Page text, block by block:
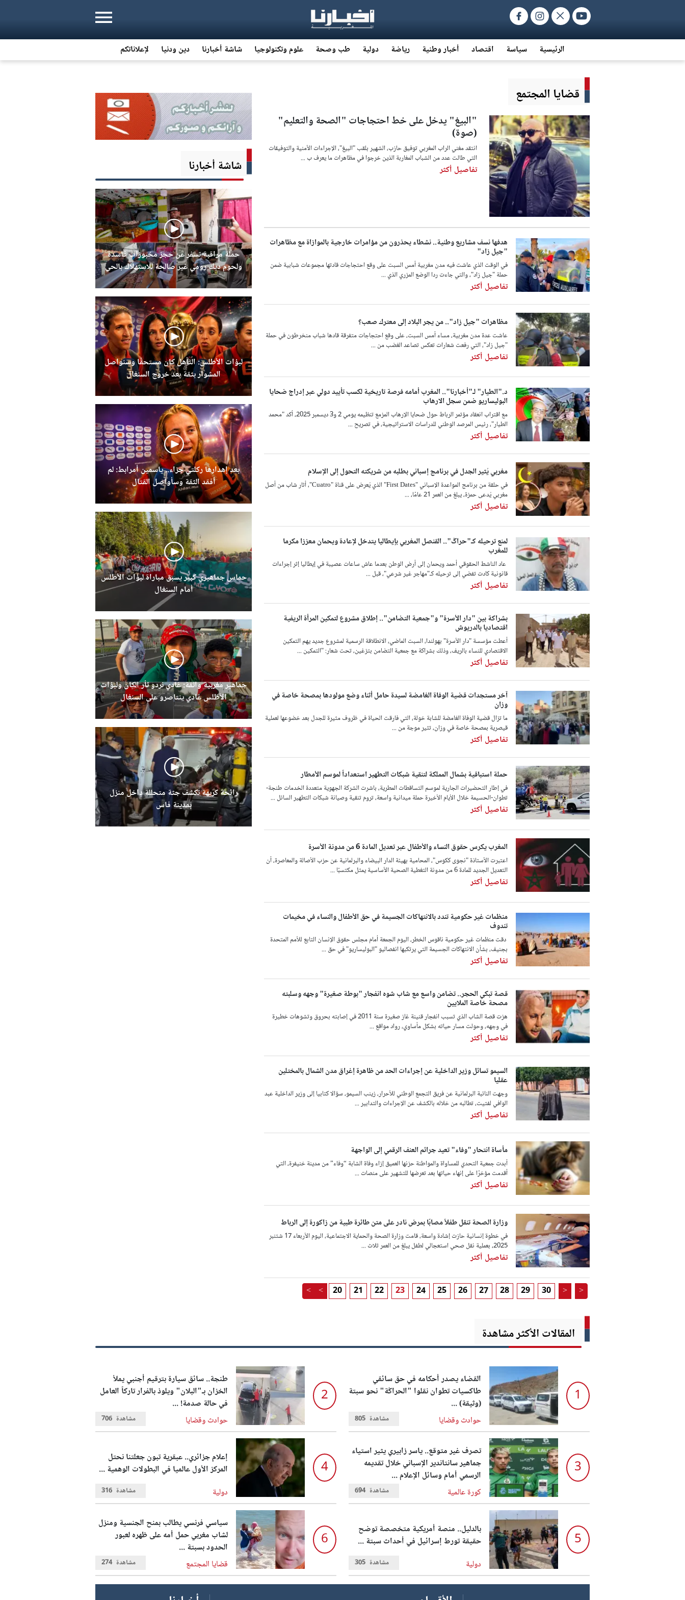
الرئيسية سياسة اقتصاد أخبار وطنية رياضة دولية طب وصحة علوم وتكنولوجيا شاشة أخبارنا دين ودنيا لإعلاناتكم
شاشة أخبارنا
حملة مراقبة تسفر عن حجز مخبوزات فاسدة
ولحوم ديك رومي غير صالحة للاستهلاك بالحي
الحسني
لبؤات الأطلس: التأهل كان مستحقًا وسنواصل
المشوار بثقة بعد خروج السنغال
بعد إهدارها ركلتي جزاء.. ياسمين أمرابط: لم
أفقد الثقة وسأواصل القتال
حماس جماهيري كبير يسبق مباراة لبؤات الأطلس
أمام السنغال
جماهير مغربية واثقة: غادي نردو ثأر الكان ولبؤات
الأطلس غادي ينتاصرو على السنغال
رائحة كريهة تكشف جثة متحللة داخل منزل
بمدينة فاس
قضايا المجتمع
"البيغ" يدخل على خط احتجاجات "الصحة والتعليم"
(صوة)
انتقد مغني الراب المغربي توفيق حازب، الشهير بلقب "البيغ"، الإجراءات الأمنية والتوفيقات
التي طالت عدد من الشباب المغاربة الذين خرجوا في مظاهرات ما يعرف ب ...
تفاصيل أكثر
هدفها نسف مشاريع وطنية.. نشطاء يحذرون من مؤامرات خارجية بالموازاة مع مظاهرات
"جيل زاد"
في الوقت الذي عاشت فيه مدن مغربية أمس السبت على وقع احتجاجات قادتها مجموعات شبابية ضمن
حملة "جيل زاد"، والتي جاءت ردا الوضع المزري الذي ...
تفاصيل أكثر
مظاهرات "جيل زاد".. من يجر البلاد إلى معترك صعب؟
عاشت عدة مدن مغربية، مساء أمس السبت، على وقع احتجاجات متفرقة قادها شباب منخرطون في حملة
"جيل زاد"، التي رفعت شعارات تعكس تصاعد الغضب من ...
تفاصيل أكثر
د."الطيار" لـ"أخبارنا".. المغرب أمامه فرصة تاريخية لكسب تأييد دولي عبر إدراج ضحايا
البوليساريو ضمن سجل الارهاب
مع اقتراب انعقاد مؤتمر الرباط حول ضحايا الإرهاب المزمع تنظيمه يومي 2 و3 ديسمبر 2025، أكد "محمد
الطيار"، رئيس المرصد الوطني للدراسات الاستراتيجية، في تصريح ...
تفاصيل أكثر
مغربي يُثير الجدل في برنامج إسباني بطلبه من شريكته التحول إلى الإسلام
في حلقة من برنامج المواعدة الإسباني "First Dates" الذي يُعرض على قناة "Cuatro"، أثار شاب من أصل
مغربي يُدعى حمزة، يبلغ من العمر 21 عامًا، ...
تفاصيل أكثر
لمنع ترحيله كـ"حراݣ".. القنصل المغربي بإيطاليا يتدخل لإعادة ويحمان معززا مكرما
للمغرب
عاد الناشط الحقوقي أحمد ويحمان إلى أرض الوطن بعدما عاش ساعات عصيبة في إيطاليا إثر إجراءات
قانونية كادت تفضي إلى ترحيله كـ"مهاجر غير شرعي"، قبل ...
تفاصيل أكثر
بشراكة بين "دار الأسرة" و"جمعية التضامن".. إطلاق مشروع لتمكين المرأة الريفية
اقتصاديا بالدريوش
أعطت مؤسسة "دار الأسرة" بهولندا، السبت الماضي، الانطلاقة الرسمية لمشروع جديد يهم التمكين
الاقتصادي للنساء بالريف، وذلك بشراكة مع جمعية التضامن بتزغين، تحت شعار: "التمكين ...
تفاصيل أكثر
آخر مستجدات قضية الوفاة الغامضة لسيدة حامل أثناء وضع مولودها بمصحة خاصة في
وزان
ما تزال قضية الوفاة الغامضة للشابة خولة، التي فارقت الحياة في ظروف مثيرة للجدل بعد خضوعها لعملية
قيصرية بمصحة خاصة في وزان، تثير موجة من ...
تفاصيل أكثر
حملة استباقية بشمال المملكة لتنقية شبكات التطهير استعداداً لموسم الأمطار
في إطار التحضيرات الجارية لموسم التساقطات المطرية، باشرت الشركة الجهوية متعددة الخدمات طنجة-
تطوان-الحسيمة خلال الأيام الأخيرة حملة ميدانية واسعة، تروم تنقية وصيانة شبكات التطهير السائل ...
تفاصيل أكثر
المغرب يكرس حقوق النساء والأطفال عبر تعديل المادة 6 من مدونة الأسرة
اعتبرت الأستاذة "نجوى ككوس"، المحامية بهيئة الدار البيضاء والبرلمانية عن حزب الأصالة والمعاصرة، أن
التعديل الجديد للمادة 6 من مدونة التغطية الصحية الأساسية يمثل مكتسبًا ...
تفاصيل أكثر
منظمات غير حكومية تندد بالانتهاكات الجسيمة في حق الأطفال والنساء في مخيمات
تندوف
دقت منظمات غير حكومية ناقوس الخطر، اليوم الجمعة أمام مجلس حقوق الإنسان التابع للأمم المتحدة
بجنيف، بشأن الانتهاكات الجسيمة التي يرتكبها انفصاليو "البوليساريو" في حق ...
تفاصيل أكثر
قصة تبكي الحجر.. تضامن واسع مع شاب شوه انفجار "بوطة صغيرة" وجهه وسلبته
مصحة خاصة الملايين
هزت قصة الشاب الذي تسبب انفجار قنينة غاز صغيرة سنة 2011 في إصابته بحروق وتشوهات خطيرة
في وجهه، وحولت مسار حياته بشكل مأساوي، رواد مواقع ...
تفاصيل أكثر
السيمو تسائل وزير الداخلية عن إجراءات الحد من ظاهرة إغراق مدن الشمال بالمختلين
عقليا
وجهت النائبة البرلمانية عن فريق التجمع الوطني للأحرار، زينب السيمو، سؤالا كتابيا إلى وزير الداخلية عبد
الوافي لفتيت، تطالبه من خلاله بالكشف عن الإجراءات والتدابير ...
تفاصيل أكثر
مأساة انتحار "وفاء" تعيد جرائم العنف الرقمي إلى الواجهة
أبدت جمعية التحدي للمساواة والمواطنة حزنها العميق إزاء وفاة الشابة “وفاء” من مدينة خنيفرة، التي
أقدمت مؤخرًا على إنهاء حياتها بعد تعرضها للتشهير على منصات ...
تفاصيل أكثر
وزارة الصحة تنقل طفلاً مصابًا بمرض نادر على متن طائرة طبية من زاكورة إلى الرباط
في خطوة إنسانية حازت إشادة واسعة، قامت وزارة الصحة والحماية الاجتماعية، اليوم الأربعاء 17 شتنبر
2025، بعملية نقل صحي استعجالي لطفل يبلغ من العمر ثلاث ...
تفاصيل أكثر
< < 20 21 22 23 24 25 26 27 28 29 30 > >
المقالات الأكثر مشاهدة
1
القضاء يصدر أحكامه في حق سائقي
طاكسيات تطوان نقلوا "الحراݣة" نحو سبتة
(وثيقة) ...
حوادث وقضايا
مشاهدة 805
2
طنجة.. سائق سيارة بترقيم أجنبي يملأ
الخزان بـ"البلان" ويلوذ بالفرار تاركاً العامل
في حالة صدمة! ...
حوادث وقضايا
مشاهدة 706
3
تصرف غير متوقع.. ياسر زابيري يثير استياء
جماهير سانتاندير الإسباني خلال تقديمه
الرسمي أمام وسائل الإعلام ...
كورة عالمية
مشاهدة 694
4
إعلام جزائري.. عبقرية تبون جعلتنا نحتل
المركز الأول عالميا في البطولات الوهمية ...
دولية
مشاهدة 316
5
بالدليل.. منصة أمريكية متخصصة توضح
حقيقة تورط إسرائيل في أحداث سبتة ...
دولية
مشاهدة 305
6
سياسي فرنسي يطالب بمنح الجنسية ومنزل
لشاب مغربي حمل أمه على ظهره لعبور
الحدود بسبتة ...
قضايا المجتمع
مشاهدة 274